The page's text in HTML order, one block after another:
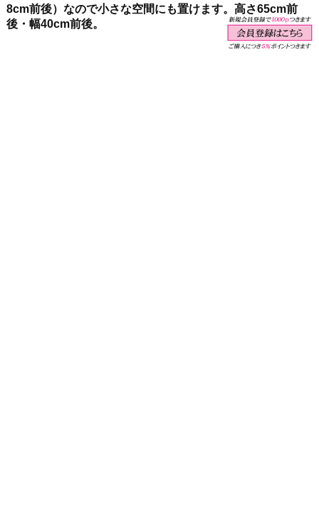
8cm前後）なので小さな空間にも置けます。高さ65cm前
後・幅40cm前後。